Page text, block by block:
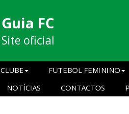
Guia FC
Site oficial
CLUBE FUTEBOL FEMININO
NOTÍCIAS CONTACTOS